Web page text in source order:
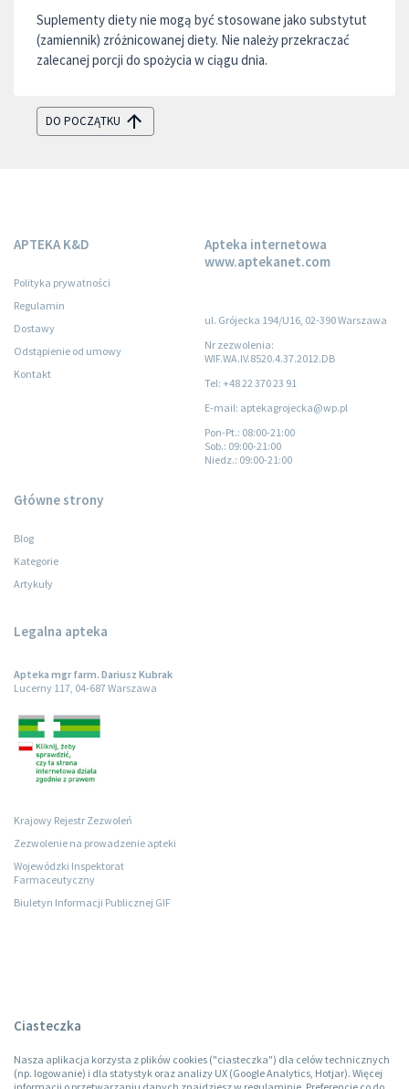
Suplementy diety nie mogą być stosowane jako substytut
(zamiennik) zróżnicowanej diety. Nie należy przekraczać
zalecanej porcji do spożycia w ciągu dnia.
DO POCZĄTKU
APTEKA K&D
Polityka prywatności
Regulamin
Dostawy
Odstąpienie od umowy
Kontakt
Apteka internetowa
www.aptekanet.com
ul. Grójecka 194/U16, 02-390 Warszawa
Nr zezwolenia:
WIF.WA.IV.8520.4.37.2012.DB
Tel: +48 22 370 23 91
E-mail: aptekagrojecka@wp.pl
Pon-Pt.: 08:00-21:00
Sob.: 09:00-21:00
Niedz.: 09:00-21:00
Główne strony
Blog
Kategorie
Artykuły
Legalna apteka
Apteka mgr farm. Dariusz Kubrak
Lucerny 117, 04-687 Warszawa
Krajowy Rejestr Zezwoleń
Zezwolenie na prowadzenie apteki
Wojewódzki Inspektorat
Farmaceutyczny
Biuletyn Informacji Publicznej GIF
Ciasteczka
Nasza aplikacja korzysta z plików cookies ("ciasteczka") dla celów technicznych
(np. logowanie) i dla statystyk oraz analizy UX (Google Analytics, Hotjar). Więcej